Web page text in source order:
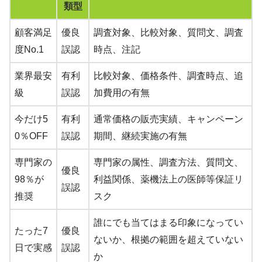
類型
顧客満足
度No.1
優良
誤認
調査対象、比較対象、質問文、調査
時点、注記
業界最安
級
有利
誤認
比較対象、価格条件、調査時点、追
加費用の有無
今だけ5
0％OFF
有利
誤認
通常価格の販売実績、キャンペーン
期間、継続実施の有無
専門家の
98％が
推奨
優良
誤認
専門家の属性、調査方法、質問文、
利益関係、薬機法上の医師等保証リ
スク
たった7
日で実感
優良
誤認
誰にでも当てはまる印象になってい
ないか、根拠の範囲を超えていない
か